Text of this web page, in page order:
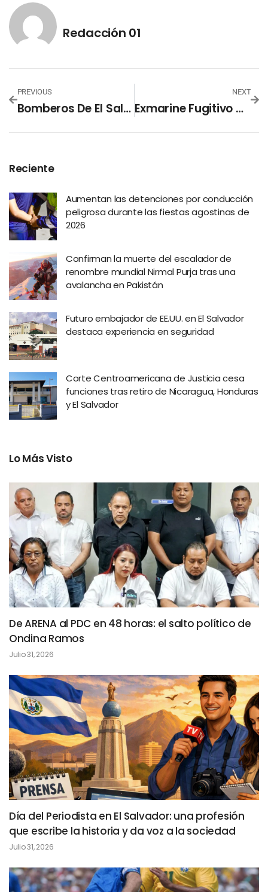
Redacción 01
PREVIOUS
Bomberos De El Salvador Piden Dignificar Su Labor Con La Creación De Una Nueva Ley
NEXT
Exmarine Fugitivo Daba Clases De Inglés En El Salvador
Reciente
Aumentan las detenciones por conducción
peligrosa durante las fiestas agostinas de
2026
Confirman la muerte del escalador de
renombre mundial Nirmal Purja tras una
avalancha en Pakistán
Futuro embajador de EE.UU. en El Salvador
destaca experiencia en seguridad
Corte Centroamericana de Justicia cesa
funciones tras retiro de Nicaragua, Honduras
y El Salvador
Lo Más Visto
De ARENA al PDC en 48 horas: el salto político de
Ondina Ramos
Julio 31, 2026
Día del Periodista en El Salvador: una profesión
que escribe la historia y da voz a la sociedad
Julio 31, 2026